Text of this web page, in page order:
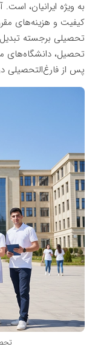
به ویژه ایرانیان، است.
کیفیت و هزینه‌های
تحصیلی برجسته
تحصیل، دانشگاه‌های
پس از فارغ‌التحصیلی